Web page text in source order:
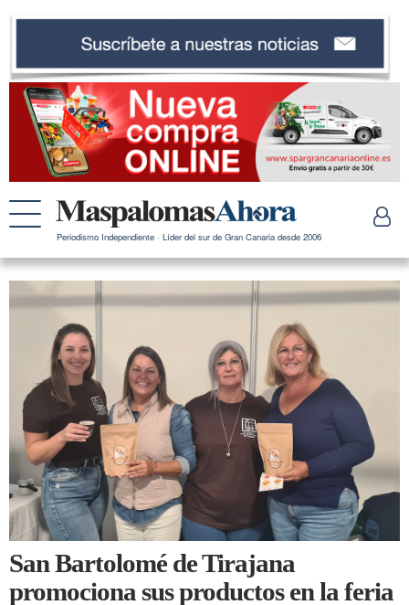
Periodismo Independiente · Líder del sur de Gran Canaria desde 2006
San Bartolomé de Tirajana
promociona sus productos en la feria